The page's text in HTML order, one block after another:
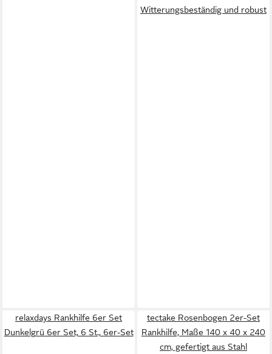
Witterungsbeständig und robust
relaxdays Rankhilfe 6er Set
Dunkelgrü 6er Set, 6 St., 6er-Set
tectake Rosenbogen 2er-Set
Rankhilfe, Maße 140 x 40 x 240
cm, gefertigt aus Stahl